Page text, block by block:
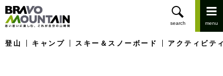
登山 キャンプ スキー＆スノーボード アクティビテ